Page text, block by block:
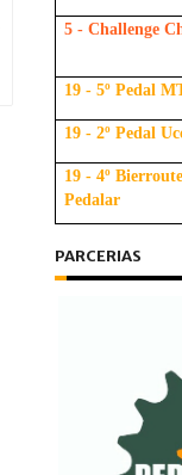
5 - Challenge
19 - 5º Pedal
19 - 2º Pedal
19 - 4º
Pedalar
PARCERIAS